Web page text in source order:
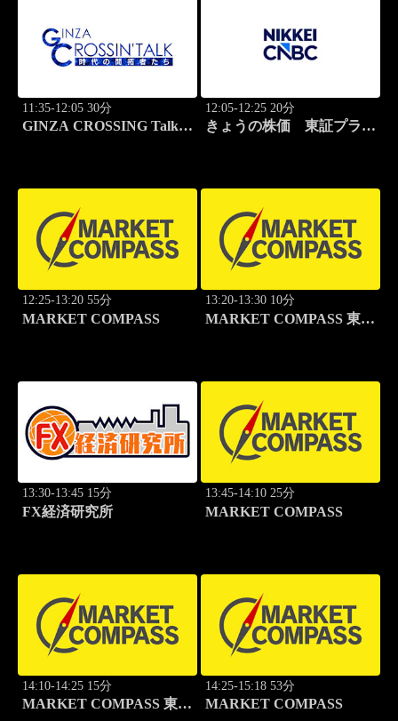
11:35-12:05 30分
GINZA CROSSING Talk
12:05-12:25 20分
きょうの株価 東証プライ
12:25-13:20 55分
MARKET COMPASS
13:20-13:30 10分
MARKET COMPASS 東証
13:30-13:45 15分
FX経済研究所
13:45-14:10 25分
MARKET COMPASS
14:10-14:25 15分
MARKET COMPASS 東証
14:25-15:18 53分
MARKET COMPASS